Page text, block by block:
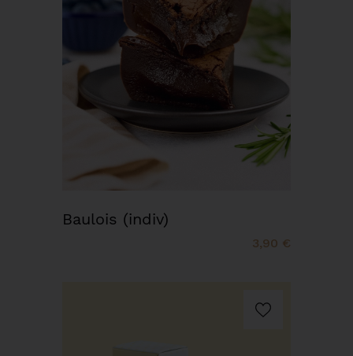
Baulois (indiv)
3,90 €